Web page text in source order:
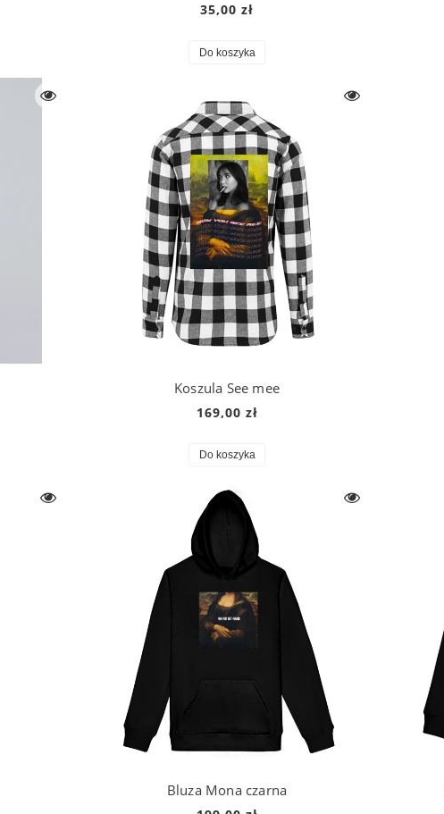
35,00 zł
Do koszyka
Koszula See mee
169,00 zł
Do koszyka
Bluza Mona czarna